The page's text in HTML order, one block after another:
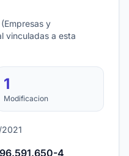
y
vinculadas a esta
1
Modificacion
4